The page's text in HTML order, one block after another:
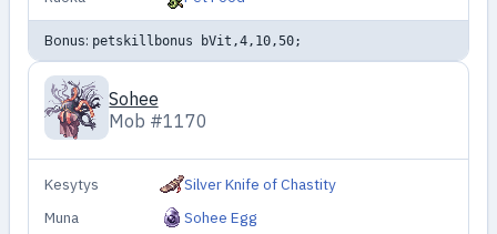
Bonus: petskillbonus bVit,4,10,50;
Sohee
Mob #1170
Kesytys
Silver Knife of Chastity
Muna
Sohee Egg